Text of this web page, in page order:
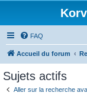
FAQ
Accueil du forum
Sujets actifs
Aller sur la recherche